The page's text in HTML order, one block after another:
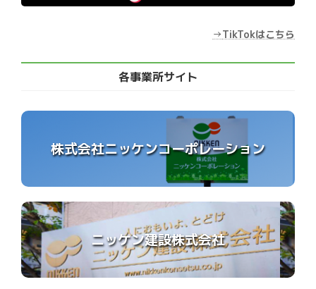
→TikTokはこちら
各事業所サイト
株式会社ニッケンコーポレーション
ニッケン建設株式会社